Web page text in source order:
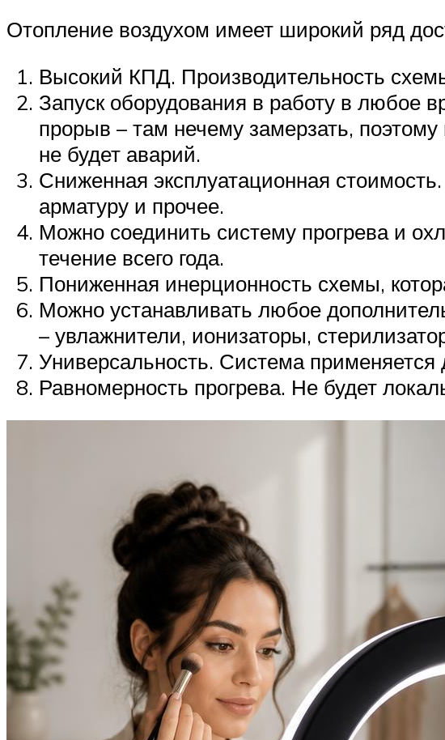
Отопление воздухом имеет широкий ряд
Высокий КПД. Производительность
Запуск оборудования в работу в любое
прорыв – там нечему замерзать,
не будет аварий.
Сниженная эксплуатационная
арматуру и прочее.
Можно соединить систему прогрева и
течение всего года.
Пониженная инерционность схемы,
Можно устанавливать любое
– увлажнители, ионизаторы,
Универсальность. Система
Равномерность прогрева. Не будет